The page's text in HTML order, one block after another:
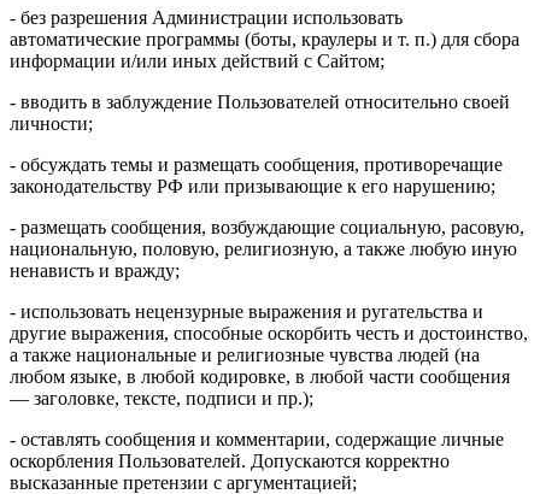
- без разрешения Администрации использовать
автоматические программы (боты, краулеры и т. п.) для сбора
информации и/или иных действий с Сайтом;
- вводить в заблуждение Пользователей относительно своей
личности;
- обсуждать темы и размещать сообщения, противоречащие
законодательству РФ или призывающие к его нарушению;
- размещать сообщения, возбуждающие социальную, расовую,
национальную, половую, религиозную, а также любую иную
ненависть и вражду;
- использовать нецензурные выражения и ругательства и
другие выражения, способные оскорбить честь и достоинство,
а также национальные и религиозные чувства людей (на
любом языке, в любой кодировке, в любой части сообщения
— заголовке, тексте, подписи и пр.);
- оставлять сообщения и комментарии, содержащие личные
оскорбления Пользователей. Допускаются корректно
высказанные претензии с аргументацией;